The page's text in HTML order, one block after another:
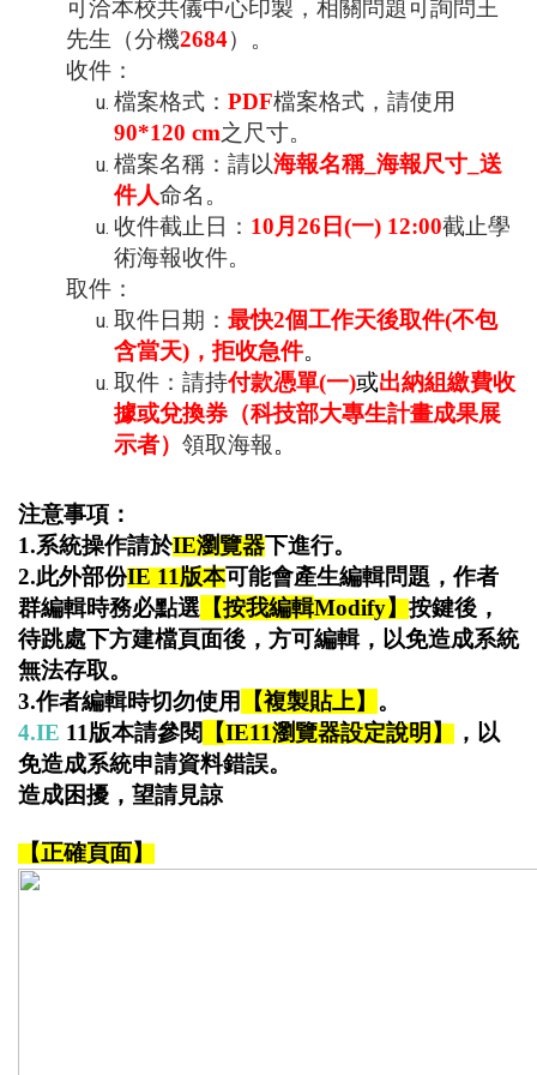
可洽本校共儀中心印製，相關問題可詢問王
先生（分機2684）。
收件：
檔案格式： PDF檔案格式，請使用
90*120 cm之尺寸。
檔案名稱：請以海報名稱_ 海報尺寸 送
件人命名。
收件截止日： 10月 26 日(一) 12:00截止學
術海報收件。
取件：
取件日期： 最快2個工作天後取件(不包
含當天) ，拒收急件。
取件：請持付款憑單(一)或出納組繳費收
據或兌換券（科技部大專生計畫成果展
示者） 領取海報。
注意事項：
1.系統操作請於IE瀏覽器下進行。
2.此外部份IE 11版本可能會產生編輯問題，作者
群編輯時務必點選 【按我編輯Modify】 按鍵後，
待跳處下方建檔頁面後，方可編輯， 以免造成系統
無法存取。
3.作者編輯時切勿使用 【複製貼上】 。
4.IE 11版本請參閱 【IE11瀏覽器設定說明 】 ， 以
免造成系統申請資料錯誤。
造成困擾，望請見諒
【正確頁面】